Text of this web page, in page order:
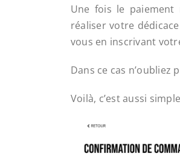
Une fois le paiement
réaliser votre
vous en inscrivant
Dans ce cas n’oubliez
Voilà, c’est aussi